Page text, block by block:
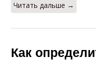
Читать дальше →
Как